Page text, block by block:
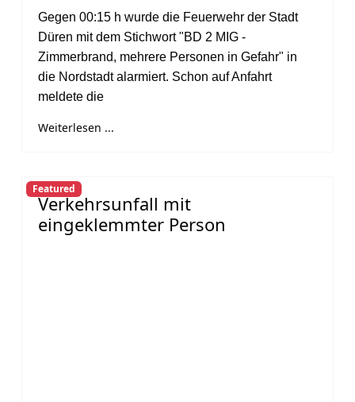
Gegen 00:15 h wurde die Feuerwehr der Stadt
Düren mit dem Stichwort "BD 2 MIG -
Zimmerbrand, mehrere Personen in Gefahr" in
die Nordstadt alarmiert. Schon auf Anfahrt
meldete die
Weiterlesen ...
Featured
Verkehrsunfall mit
eingeklemmter Person